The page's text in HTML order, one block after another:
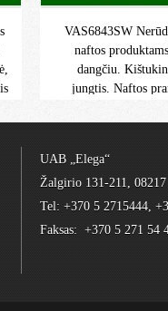
VAS6843SW
naftos
dangčiu.
jungtis. Naftos
bar. Didžiausia
kategorija, G/2D,
UAB „Elega“
Žalgirio 131-211,
Tel: +370 5 2715444,
Faksas: +370 5 271 54